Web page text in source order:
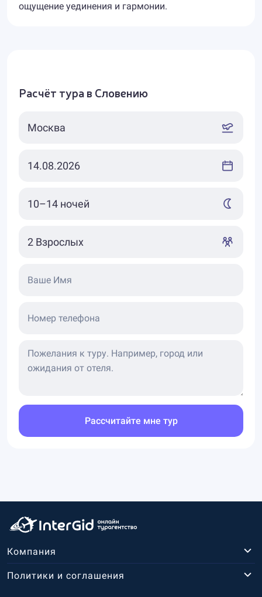
ощущение уединения и гармонии.
Расчёт тура в Словению
Ваше Имя
Номер телефона
Рассчитайте мне тур
Компания
Политики и соглашения